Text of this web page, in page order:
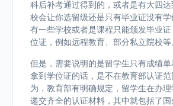
科后补考通过得到的，或者是有大四
校会让你选留级还是只有毕业证没有学
有一些学校或者是课程只能颁发毕业
位证，例如远程教育、部分私立院校等
但是，需要说明的是留学生只有成绩
拿到学位证的话，是不在教育部认证范
为，教育部有明确规定，留学生在办
递交齐全的认证材料，其中就包括了